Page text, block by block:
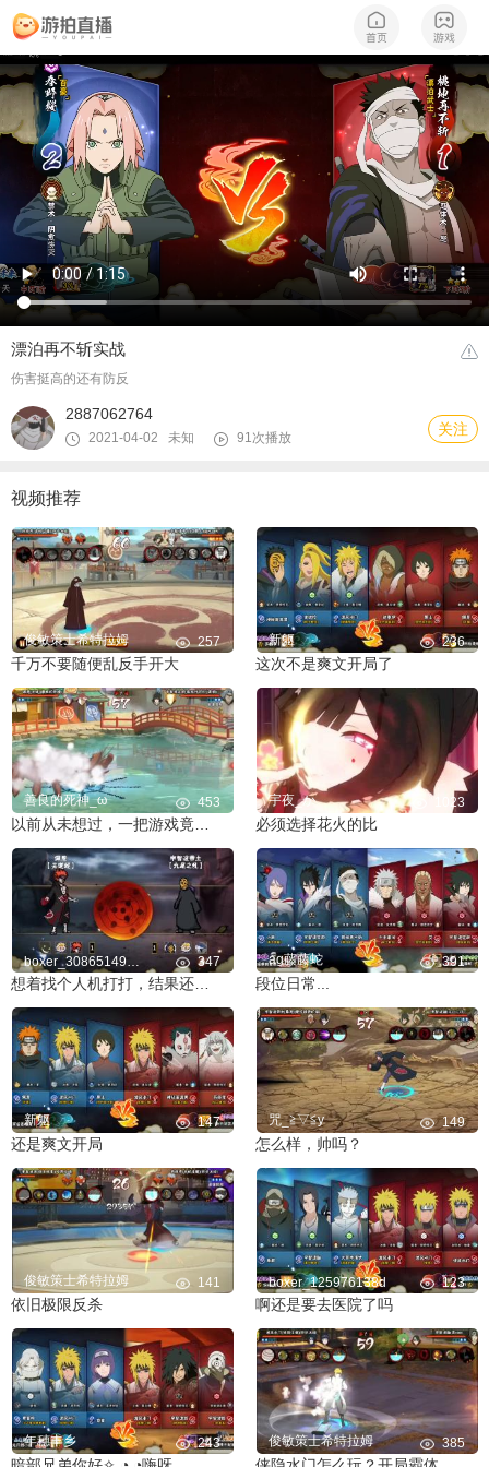
漂泊再不斩实战
伤害挺高的还有防反
2887062764
2021-04-02 未知 91次播放 关注
视频推荐
俊敏策士希特拉姆 257
千万不要随便乱反手开大
新躯 236
这次不是爽文开局了
善良的死神_ω 453 宇夜_か 1023
必须选择花火的比
boxer_308651497ga 347
想着找个人机打打，结果还被摆了一套，具体细节请看操作
ag藤藤蛇 391
段位日常...
新躯 147
还是爽文开局
咒_≧▽≦y 149
怎么样，帅吗？
俊敏策士希特拉姆 141
依旧极限反杀
boxer_125976138d 123
啊还是要去医院了吗
年穗丰乡 243 俊敏策士希特拉姆 385